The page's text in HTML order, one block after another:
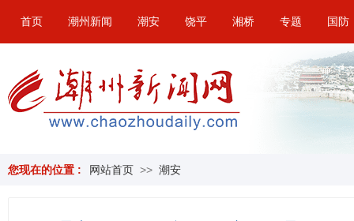
首页 潮州新闻 潮安 饶平 湘桥 专题 国防
您现在的位置 : 网站首页 >> 潮安